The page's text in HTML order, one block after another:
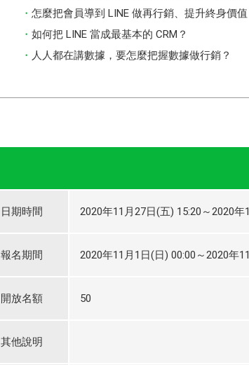
怎麼把會員導到 LINE 做再行銷、提升終身價值
如何把 LINE 當成最基本的 CRM？
人人都在講數據，要怎麼把握數據做行銷？
日期時間 2020年11月27日(五) 15:20～2020年
報名期間 2020年11月1日(日) 00:00～2020年
開放名額 50
其他說明